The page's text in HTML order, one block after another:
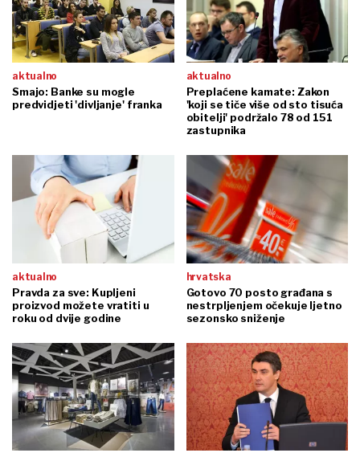
aktualno
Smajo: Banke su mogle
predvidjeti 'divljanje' franka
aktualno
Preplaćene kamate: Zakon
'koji se tiče više od sto tisuća
obitelji' podržalo 78 od 151
zastupnika
aktualno
Pravda za sve: Kupljeni
proizvod možete vratiti u
roku od dvije godine
hrvatska
Gotovo 70 posto građana s
nestrpljenjem očekuje ljetno
sezonsko sniženje